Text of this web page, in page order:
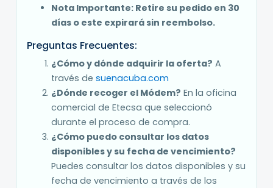
Nota Importante: Retire su pedido en 30
días o este expirará sin reembolso.
Preguntas Frecuentes:
¿Cómo y dónde adquirir la oferta? A
través de suenacuba.com
¿Dónde recoger el Módem? En la oficina
comercial de Etecsa que seleccionó
durante el proceso de compra.
¿Cómo puedo consultar los datos
disponibles y su fecha de vencimiento?
Puedes consultar los datos disponibles y su
fecha de vencimiento a través de los